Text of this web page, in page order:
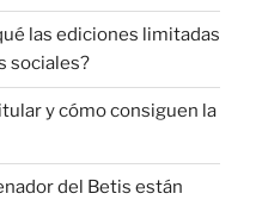
las ediciones limitadas
sociales?
y cómo consiguen la
del Betis están